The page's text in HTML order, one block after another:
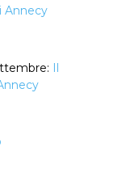
Annecy
Il